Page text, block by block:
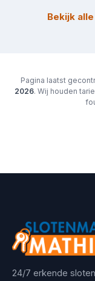
Bekijk
Pagina laatst
2026. Wij houden
24/7 erkende